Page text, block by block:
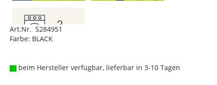
Art.Nr. 5284951
Farbe: BLACK
beim Hersteller verfügbar, lieferbar in 3-10 Tagen